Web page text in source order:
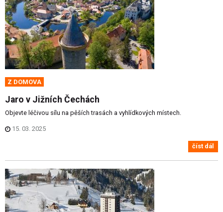
Z DOMOVA
Jaro v Jižních Čechách
Objevte léčivou sílu na pěších trasách a vyhlídkových místech.
15. 03. 2025
číst dál